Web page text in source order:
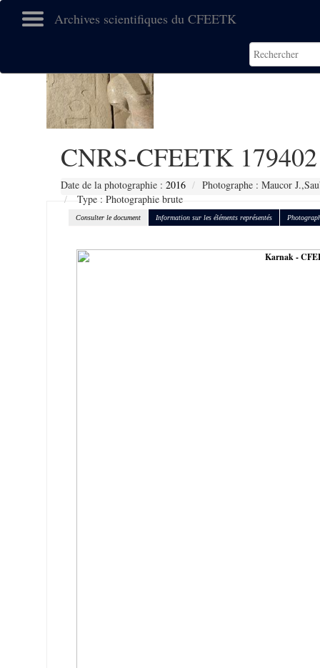
Archives scientifiques du CFEETK
CNRS-CFEETK 179402
Date de la photographie : 2016
Photographe : Maucor
Type : Photographie brute
Consulter le document Information sur les éléments représentés